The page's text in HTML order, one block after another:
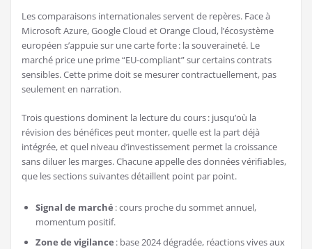
Les comparaisons internationales servent de repères. Face à
Microsoft Azure, Google Cloud et Orange Cloud, l’écosystème
européen s’appuie sur une carte forte : la souveraineté. Le
marché price une prime “EU-compliant” sur certains contrats
sensibles. Cette prime doit se mesurer contractuellement, pas
seulement en narration.
Trois questions dominent la lecture du cours : jusqu’où la
révision des bénéfices peut monter, quelle est la part déjà
intégrée, et quel niveau d’investissement permet la croissance
sans diluer les marges. Chacune appelle des données vérifiables,
que les sections suivantes détaillent point par point.
Signal de marché : cours proche du sommet annuel,
momentum positif.
Zone de vigilance : base 2024 dégradée, réactions vives aux